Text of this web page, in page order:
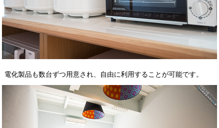
電化製品も数台ずつ用意され、自由に利用することが可能です。